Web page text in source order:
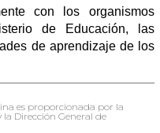
con los organismos
de Educación, las
de aprendizaje de los
es proporcionada por la
la Dirección General de